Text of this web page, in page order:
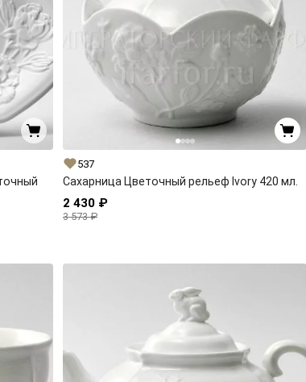
537
Сахарница Цветочный рельеф Ivory 420 мл.
2 430 ₽
3 573 ₽